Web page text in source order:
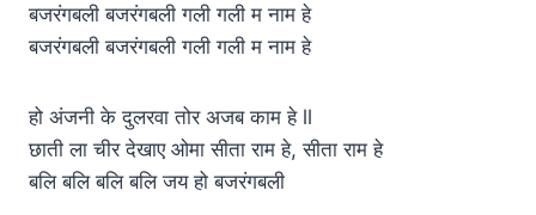
बजरंगबली बजरंगबली गली गली म नाम हे
बजरंगबली बजरंगबली गली गली म नाम हे
हो अंजनी के दुलरवा तोर अजब काम हे ll
छाती ला चीर देखाए ओमा सीता राम हे, सीता राम हे
बलि बलि बलि बलि जय हो बजरंगबली